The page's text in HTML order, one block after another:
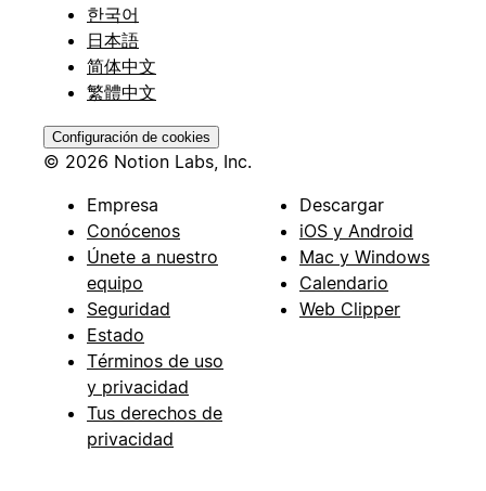
한국어
日本語
简体中文
繁體中文
Configuración de cookies
© 2026 Notion Labs, Inc.
Empresa
Conócenos
Únete a nuestro
equipo
Seguridad
Estado
Términos de uso
y privacidad
Tus derechos de
privacidad
Descargar
iOS y Android
Mac y Windows
Calendario
Web Clipper